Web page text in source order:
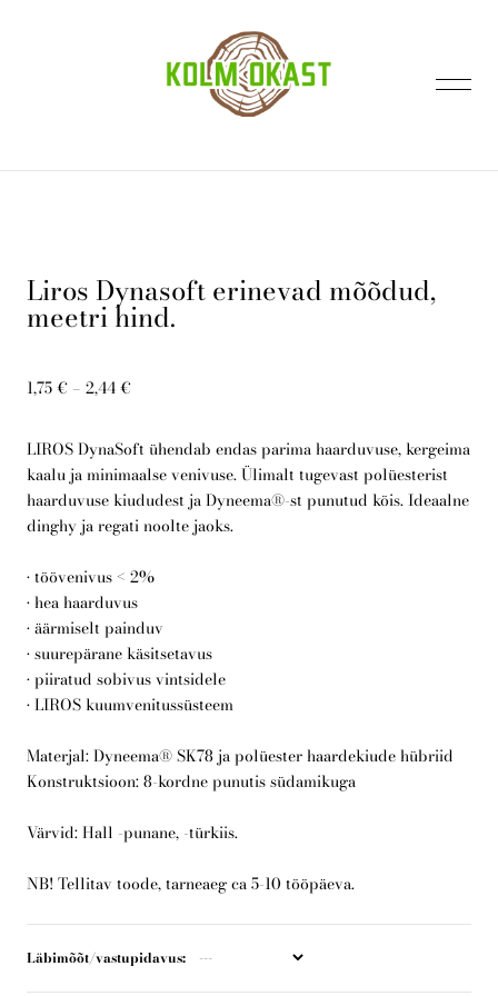
Avaleht
Kontakt
E-pood
Liros Dynasoft erinevad mõõdud,
meetri hind.
1,75 € – 2,44 €
LIROS DynaSoft ühendab endas parima haarduvuse, kergeima
kaalu ja minimaalse venivuse. Ülimalt tugevast polüesterist
haarduvuse kiududest ja Dyneema®-st punutud köis. Ideaalne
dinghy ja regati noolte jaoks.
• töövenivus < 2%
• hea haarduvus
• äärmiselt painduv
• suurepärane käsitsetavus
• piiratud sobivus vintsidele
• LIROS kuumvenitussüsteem
Materjal: Dyneema® SK78 ja polüester haardekiude hübriid
Konstruktsioon: 8-kordne punutis südamikuga
Värvid: Hall -punane, -türkiis.
NB! Tellitav toode, tarneaeg ca 5-10 tööpäeva.
Läbimõõt/vastupidavus